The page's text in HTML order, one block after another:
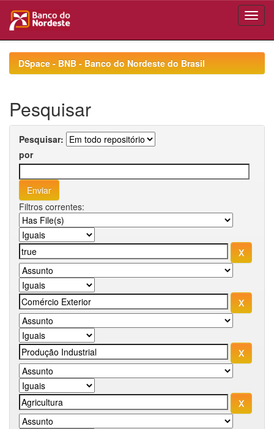
navigationDSpace - BNB - Banco do Nordeste do Brasil
Pesquisar
Pesquisar:
por
Filtros correntes: